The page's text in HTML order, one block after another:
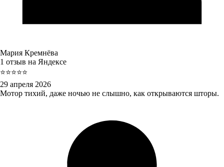
Мария Кремнёва
1 отзыв на Яндексе
⭐⭐⭐⭐⭐
29 апреля 2026
Мотор тихий, даже ночью не слышно, как открываются шторы.